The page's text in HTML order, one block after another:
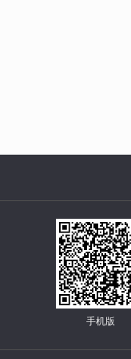
手机版